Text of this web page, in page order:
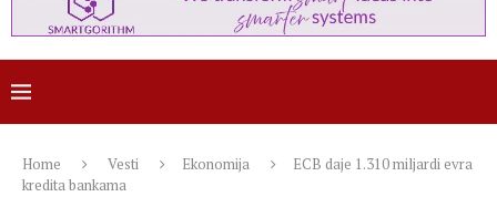
Home Vesti Ekonomija
ECB daje 1.310 miljardi evra
kredita bankama